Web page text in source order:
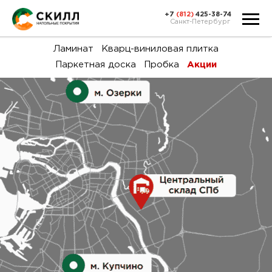
и
+7 (812) 425-38-74
Санкт-Петербург
Ламинат
Кварц-виниловая плитка
Паркетная доска
Пробка Акции